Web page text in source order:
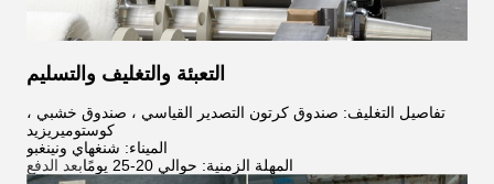
التعبئة والتغليف والتسليم
تفاصيل التغليف: صندوق كرتون التصدير القياسي ، صندوق خشبي ،
كوستوميريزيد
الميناء: شنغهاي ونينغبو
المهلة الزمنية: حوالي 20-25 يومًا
بعد الدفع